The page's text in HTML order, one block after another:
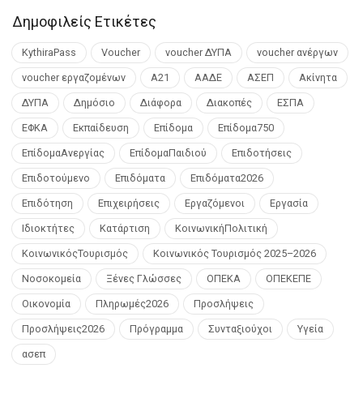
Δημοφιλείς Ετικέτες
KythiraPass Voucher voucher ΔΥΠΑ voucher ανέργων
voucher εργαζομένων Α21 ΑΑΔΕ ΑΣΕΠ Ακίνητα
ΔΥΠΑ Δημόσιο Διάφορα Διακοπές ΕΣΠΑ
ΕΦΚΑ Εκπαίδευση Επίδομα Επίδομα750
ΕπίδομαΑνεργίας ΕπίδομαΠαιδιού Επιδοτήσεις
Επιδοτούμενο Επιδόματα Επιδόματα2026
Επιδότηση Επιχειρήσεις Εργαζόμενοι Εργασία
Ιδιοκτήτες Κατάρτιση ΚοινωνικήΠολιτική
ΚοινωνικόςΤουρισμός Κοινωνικός Τουρισμός 2025–2026
Νοσοκομεία Ξένες Γλώσσες ΟΠΕΚΑ ΟΠΕΚΕΠΕ
Οικονομία Πληρωμές2026 Προσλήψεις
Προσλήψεις2026 Πρόγραμμα Συνταξιούχοι Υγεία
ασεπ